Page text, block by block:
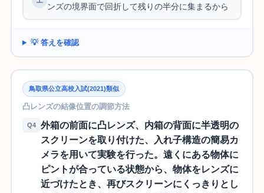
ンズの境界面で回折して残りの半分に集まるから
💡 答えを確認
鳥取県公立高校入試(2021)類似
凸レンズの結像位置の調節方法
Q4
外箱の前面に凸レンズ、内箱の背面に半透明の
スクリーンを取り付けた、入れ子構造の簡易カ
メラを用いて実験を行った。遠くにある物体に
ピントが合っている状態から、物体をレンズに
近づけたとき、再びスクリーンにくっきりとし